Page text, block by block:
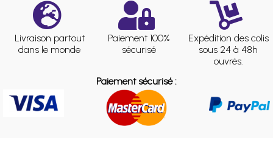
Livraison partout
dans le monde
Paiement 100%
sécurisé
Expédition des colis
sous 24 à 48h
ouvrés.
Paiement sécurisé :